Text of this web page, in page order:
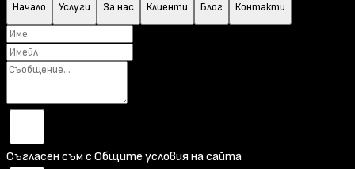
Начало Услуги За нас Клиенти Блог Контакти
Съгласен съм с Общите условия на сайта